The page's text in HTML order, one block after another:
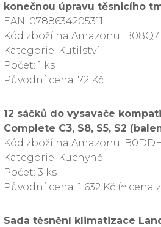
konečnou úpravu těsnicího
EAN: 0788634205311
Kód zboží na Amazonu:
Kategorie: Kutilství
Počet: 1 ks
Původní cena: 72 Kč
12 sáčků do vysavače
Complete C3, S8, S5, S2
Kód zboží na Amazonu:
Kategorie: Kuchyně
Počet: 3 ks
Původní cena: 1 632 Kč (~ cena
Sada těsnění klimatizace